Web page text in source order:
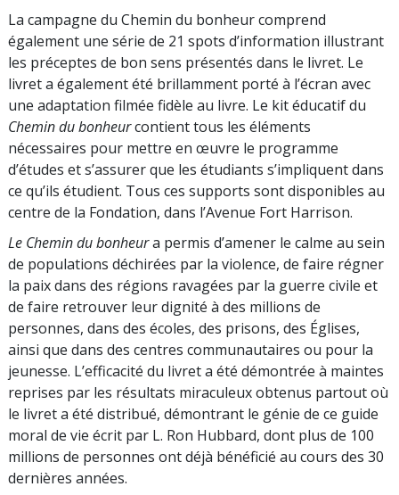
La campagne du Chemin du bonheur comprend
également une série de 21 spots d’information illustrant
les préceptes de bon sens présentés dans le livret. Le
livret a également été brillamment porté à l’écran avec
une adaptation filmée fidèle au livre. Le kit éducatif du
Chemin du bonheurcontient tous les éléments
nécessaires pour mettre en œuvre le programme
d’études et s’assurer que les étudiants s’impliquent dans
ce qu’ils étudient. Tous ces supports sont disponibles au
centre de la Fondation, dans l’Avenue Fort Harrison.
Le Chemin du bonheura permis d’amener le calme au sein
de populations déchirées par la violence, de faire régner
la paix dans des régions ravagées par la guerre civile et
de faire retrouver leur dignité à des millions de
personnes, dans des écoles, des prisons, des Églises,
ainsi que dans des centres communautaires ou pour la
jeunesse. L’efficacité du livret a été démontrée à maintes
reprises par les résultats miraculeux obtenus partout où
le livret a été distribué, démontrant le génie de ce guide
moral de vie écrit par L. Ron Hubbard, dont plus de 100
millions de personnes ont déjà bénéficié au cours des 30
dernières années.